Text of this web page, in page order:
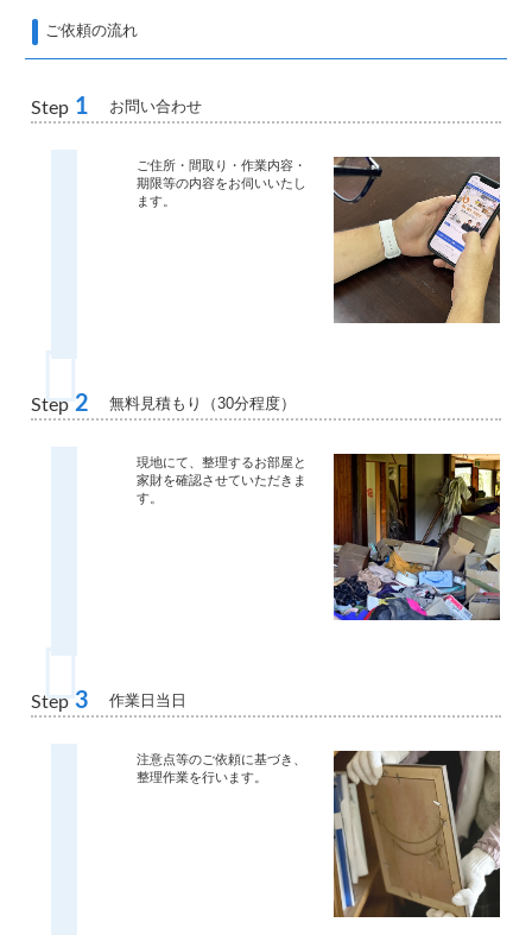
ご依頼の流れ
Step 1 お問い合わせ
ご住所・間取り・作業内容・
期限等の内容をお伺いいたし
ます。
Step 2 無料見積もり（30分程度）
現地にて、整理するお部屋と
家財を確認させていただきま
す。
Step 3 作業日当日
注意点等のご依頼に基づき、
整理作業を行います。